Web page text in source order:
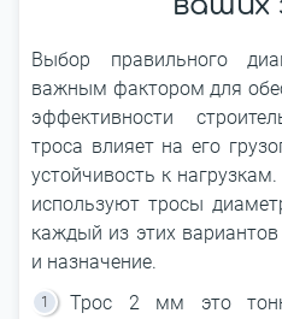
Выбор правильного
важным фактором для
эффективности
троса влияет на его
устойчивость к
используют тросы
каждый из этих
и назначение.
Трос 2 мм это